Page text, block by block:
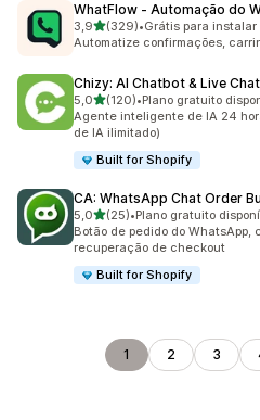
WhatFlow ‑ Automação do
3,9de 5 estrelas
(329)
329 avaliações ao todo
•Grátis para instalar
Automatize confirmações,
Chizy: AI Chatbot & Live Chat
5,0de 5 estrelas
(120)
120 avaliações ao todo
•Plano gratuito
Agente inteligente de IA 24
de IA ilimitado)
Built for Shopify
CA: WhatsApp Chat Order
5,0de 5 estrelas
(25)
25 avaliações ao todo
•Plano gratuito
Botão de pedido do
recuperação de checkout
Built for Shopify
1 2 3